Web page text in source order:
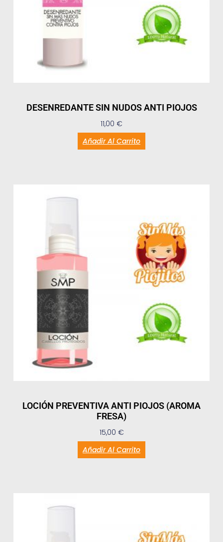
DESENREDANTE SIN NUDOS ANTI PIOJOS
11,00 €
Añadir Al Carrito
LOCIÓN PREVENTIVA ANTI PIOJOS (AROMA
FRESA)
15,00 €
Añadir Al Carrito